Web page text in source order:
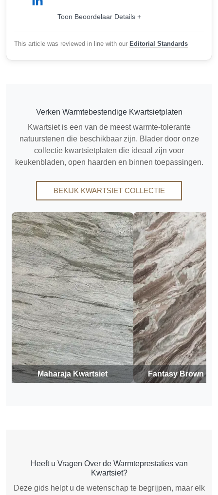
Toon Beoordelaar Details +
This article was reviewed in line with our Editorial Standards
Verken Warmtebestendige Kwartsietplaten
Kwartsiet is een van de meest warmte-tolerante
natuurstenen die beschikbaar zijn. Blader door onze
collectie kwartsietplaten die ideaal zijn voor
keukenbladen, open haarden en binnen toepassingen.
BEKIJK KWARTSIET COLLECTIE
Maharaja Kwartsiet Fantasy Brown
Heeft u Vragen Over de Warmteprestaties van
Kwartsiet?
Deze gids helpt u de wetenschap te begrijpen, maar elk